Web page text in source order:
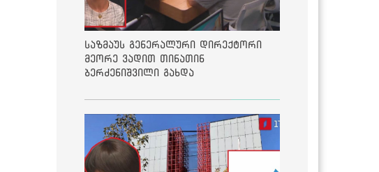
საზმაუს გენერალური დირექტორი
მეორე ვადით თინათინ
ბერძენიშვილი გახდა